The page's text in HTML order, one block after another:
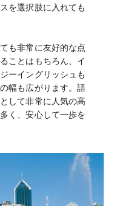
を選択肢に入れても
も非常に友好的な点
ことはもちろん、イ
ーイングリッシュも
幅も広がります。語
して非常に人気の高
く、安心して一歩を